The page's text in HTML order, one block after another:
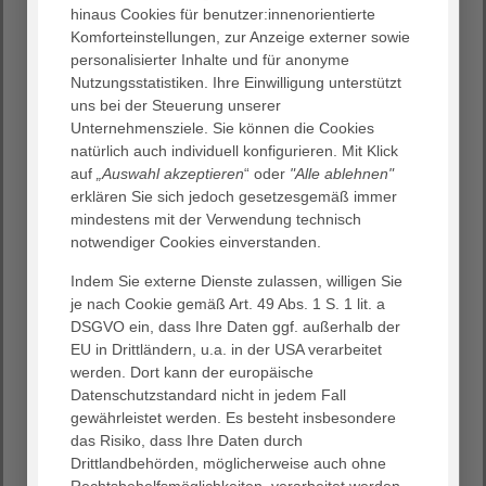
oftmals Mütter, lässt sich so die Vereinbarkeit von Familie
und Beruf besser ermöglichen“.
Die in Vollzeit regulär absolvierte Ausbildung umfasst
drei Jahre. Im ersten Lehrjahr gibt es ein
Orientierungsjahr mit einem kontinuierlichen Wechsel
zwischen schulischen und praktischen Phasen. Das
zweite Lehrjahr umfasst die Praxiseinsätze in der
ambulanten Pflege, der Pädiatrie, der Akutpflege im
Krankenhaus und die stationäre Langzeitpflege in der
Altenpflege. Im dritten und letzten Lehrjahr folgt dann
noch ein Einsatz in der Psychiatrie sowie die
Vertiefungseinsätze.
Damit all das auch in einem Teilzeitmodell möglich ist,
wird die Ausbildungszeit auf vier Jahre verlängert. Die
Auszubildenden arbeiten hierbei 25h pro Woche. Die
reduzierte Stundenzahl wird von allen Praxisstellen
mitgetragen.
„Wir arbeiten mit kooperierenden Pflegeschulen
zusammen, die alle zwei Jahre eine Teilzeitausbildung
ermöglichen“, so Christina Ehm.
Die aktuelle Altersstruktur der Auszubildenden in Teilzeit
hinaus Cookies für benutzer:innenorientierte
Komforteinstellungen, zur Anzeige externer sowie
personalisierter Inhalte und für anonyme
Nutzungsstatistiken. Ihre Einwilligung unterstützt
uns bei der Steuerung unserer
Unternehmensziele. Sie können die Cookies
natürlich auch individuell konfigurieren. Mit Klick
auf „Auswahl akzeptieren“ oder "Alle ablehnen"
erklären Sie sich jedoch gesetzesgemäß immer
mindestens mit der Verwendung technisch
notwendiger Cookies einverstanden.
Indem Sie externe Dienste zulassen, willigen Sie
je nach Cookie gemäß Art. 49 Abs. 1 S. 1 lit. a
DSGVO ein, dass Ihre Daten ggf. außerhalb der
EU in Drittländern, u.a. in der USA verarbeitet
werden. Dort kann der europäische
Datenschutzstandard nicht in jedem Fall
gewährleistet werden. Es besteht insbesondere
das Risiko, dass Ihre Daten durch
Drittlandbehörden, möglicherweise auch ohne